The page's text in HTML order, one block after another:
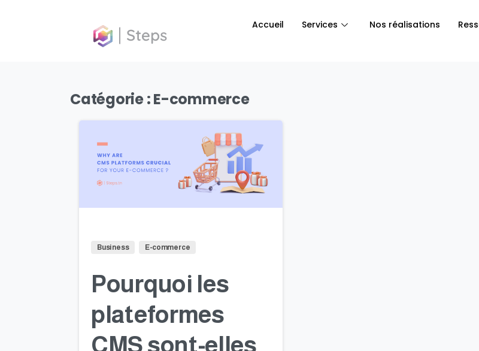
principal
Accueil Services Nos réalisations
Catégorie :E-commerce
0
Business E-commerce
Pourquoi les
plateformes
CMS sont-elles